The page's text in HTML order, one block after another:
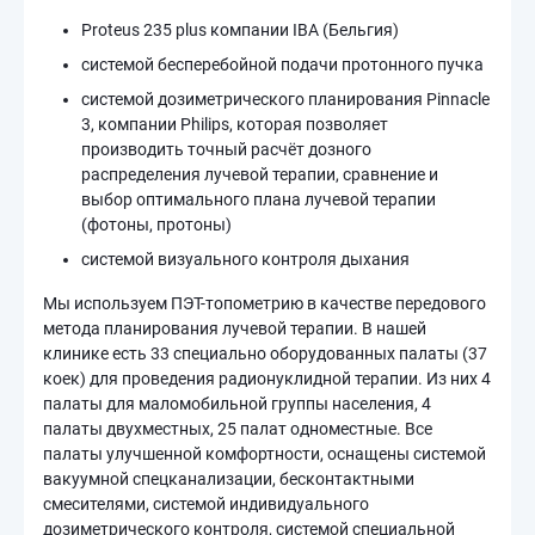
ПЭТ КТ
Паллиативная помощь
Полипы желудочно-кишечного тракта
Протонная терапия
Радиойодтерапия
Рак желудка
Рак желудка 3-4 стадии
Рак кишечника
Рак кишечника 1-2 стадии
Рак молочной железы
Рак молочной железы 3-4 стадии
Рак мягких тканей
Рак пищевода
Рак пищевода 1-2 стадии
Рак плевры
Рак плевры вторичный
Рак простаты
Рак простаты 3-4 стадии
Рак прямой кишки
Proteus 235 plus компании IBA (Бельгия)
системой бесперебойной подачи протонного пучка
системой дозиметрического планирования Pinnacle
3, компании Philips, которая позволяет
производить точный расчёт дозного
распределения лучевой терапии, сравнение и
выбор оптимального плана лучевой терапии
(фотоны, протоны)
системой визуального контроля дыхания
Мы используем ПЭТ-топометрию в качестве передового
метода планирования лучевой терапии. В нашей
клинике есть 33 специально оборудованных палаты (37
коек) для проведения радионуклидной терапии. Из них 4
палаты для маломобильной группы населения, 4
палаты двухместных, 25 палат одноместные. Все
палаты улучшенной комфортности, оснащены системой
вакуумной спецканализации, бесконтактными
смесителями, системой индивидуального
дозиметрического контроля, системой специальной